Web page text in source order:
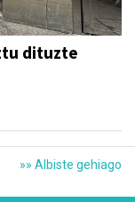
dituzte
»» Albiste gehiago